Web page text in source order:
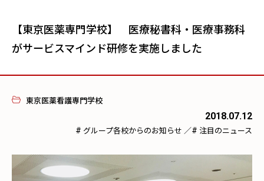
【東京医薬専門学校】 医療秘書科・医療事務科
がサービスマインド研修を実施しました
東京医薬看護専門学校
2018.07.12
# グループ各校からのお知らせ ／# 注目のニュース